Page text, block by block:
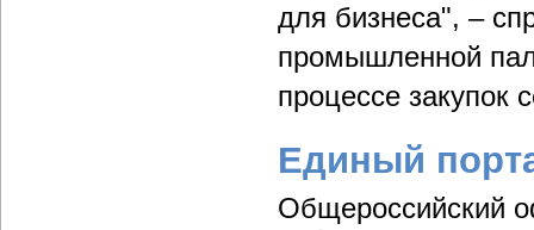
для бизнеса", –
промышленной
процессе закупок
Единый
Общероссийский